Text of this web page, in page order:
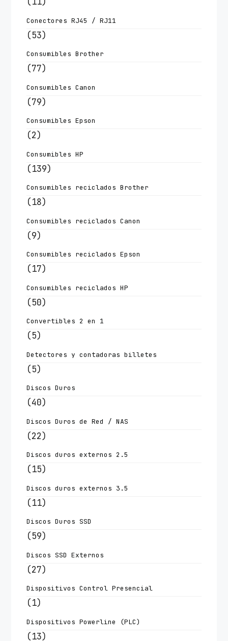
Conectores RJ45 / RJ11
(53)
Consumibles Brother
(77)
Consumibles Canon
(79)
Consumibles Epson
(2)
Consumibles HP
(139)
Consumibles reciclados Brother
(18)
Consumibles reciclados Canon
(9)
Consumibles reciclados Epson
(17)
Consumibles reciclados HP
(50)
Convertibles 2 en 1
(5)
Detectores y contadoras billetes
(5)
Discos Duros
(40)
Discos Duros de Red / NAS
(22)
Discos duros externos 2.5
(15)
Discos duros externos 3.5
(11)
Discos Duros SSD
(59)
Discos SSD Externos
(27)
Dispositivos Control Presencial
(1)
Dispositivos Powerline (PLC)
(13)